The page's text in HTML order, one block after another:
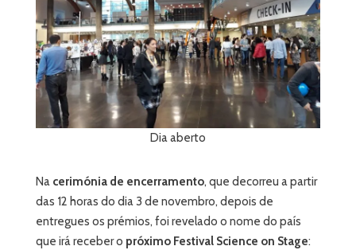
Dia aberto
Na cerimónia de encerramento, que decorreu a partir
das 12 horas do dia 3 de novembro, depois de
entregues os prémios, foi revelado o nome do país
que irá receber o próximo Festival Science on Stage: